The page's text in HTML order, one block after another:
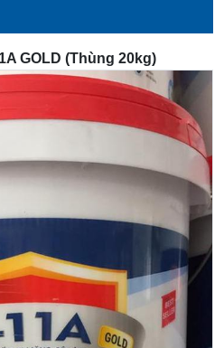
GOLD (thùng 20kg)